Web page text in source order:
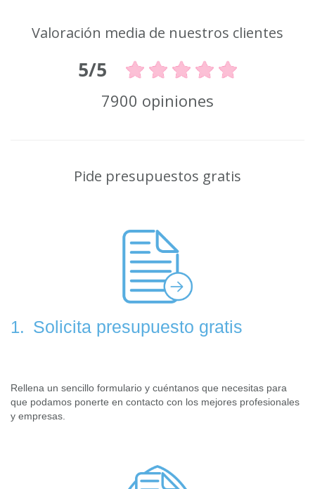
Valoración media de nuestros clientes
5/5
7900 opiniones
Pide presupuestos gratis
1. Solicita presupuesto gratis
Rellena un sencillo formulario y cuéntanos que necesitas para
que podamos ponerte en contacto con los mejores profesionales
y empresas.